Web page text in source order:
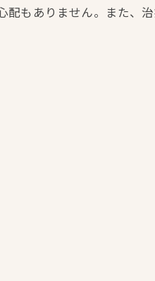
配もありません。また、